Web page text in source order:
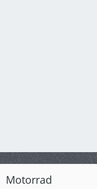
Motorrad